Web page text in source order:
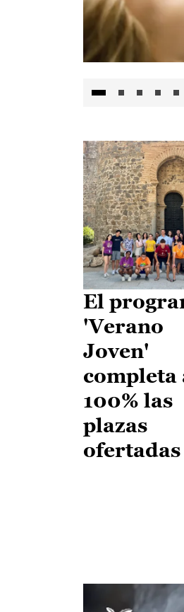
El
'Verano
Joven'
completa
100% las
plazas
ofertadas